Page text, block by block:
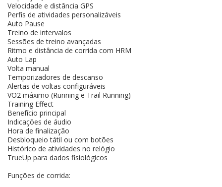
Velocidade e distância GPS
Perfis de atividades personalizáveis
Auto Pause
Treino de intervalos
Sessões de treino avançadas
Ritmo e distância de corrida com HRM
Auto Lap
Volta manual
Temporizadores de descanso
Alertas de voltas configuráveis
VO2 máximo (Running e Trail Running)
Training Effect
Benefício principal
Indicações de áudio
Hora de finalização
Desbloqueio tátil ou com botões
Histórico de atividades no relógio
TrueUp para dados fisiológicos
Funções de corrida: